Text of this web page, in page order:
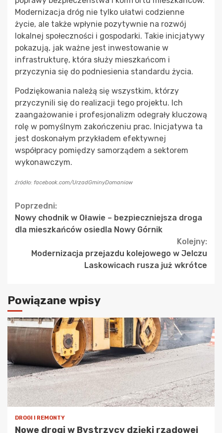
Modernizacja dróg nie tylko ułatwi codzienne
życie, ale także wpłynie pozytywnie na rozwój
lokalnej społeczności i gospodarki. Takie inicjatywy
pokazują, jak ważne jest inwestowanie w
infrastrukturę, która służy mieszkańcom i
przyczynia się do podniesienia standardu życia.
Podziękowania należą się wszystkim, którzy
przyczynili się do realizacji tego projektu. Ich
zaangażowanie i profesjonalizm odegrały kluczową
rolę w pomyślnym zakończeniu prac. Inicjatywa ta
jest doskonałym przykładem efektywnej
współpracy pomiędzy samorządem a sektorem
wykonawczym.
źródło: facebook.com/UrzadGminyDomaniow
Continue
Reading
Poprzedni:
Nowy chodnik w Oławie – bezpieczniejsza droga
dla mieszkańców osiedla Nowy Górnik
Kolejny:
Modernizacja przejazdu kolejowego w Jelczu
Laskowicach rusza już wkrótce
Powiązane wpisy
DROGI I REMONTY
Nowe drogi w Bystrzycy dzięki rządowej